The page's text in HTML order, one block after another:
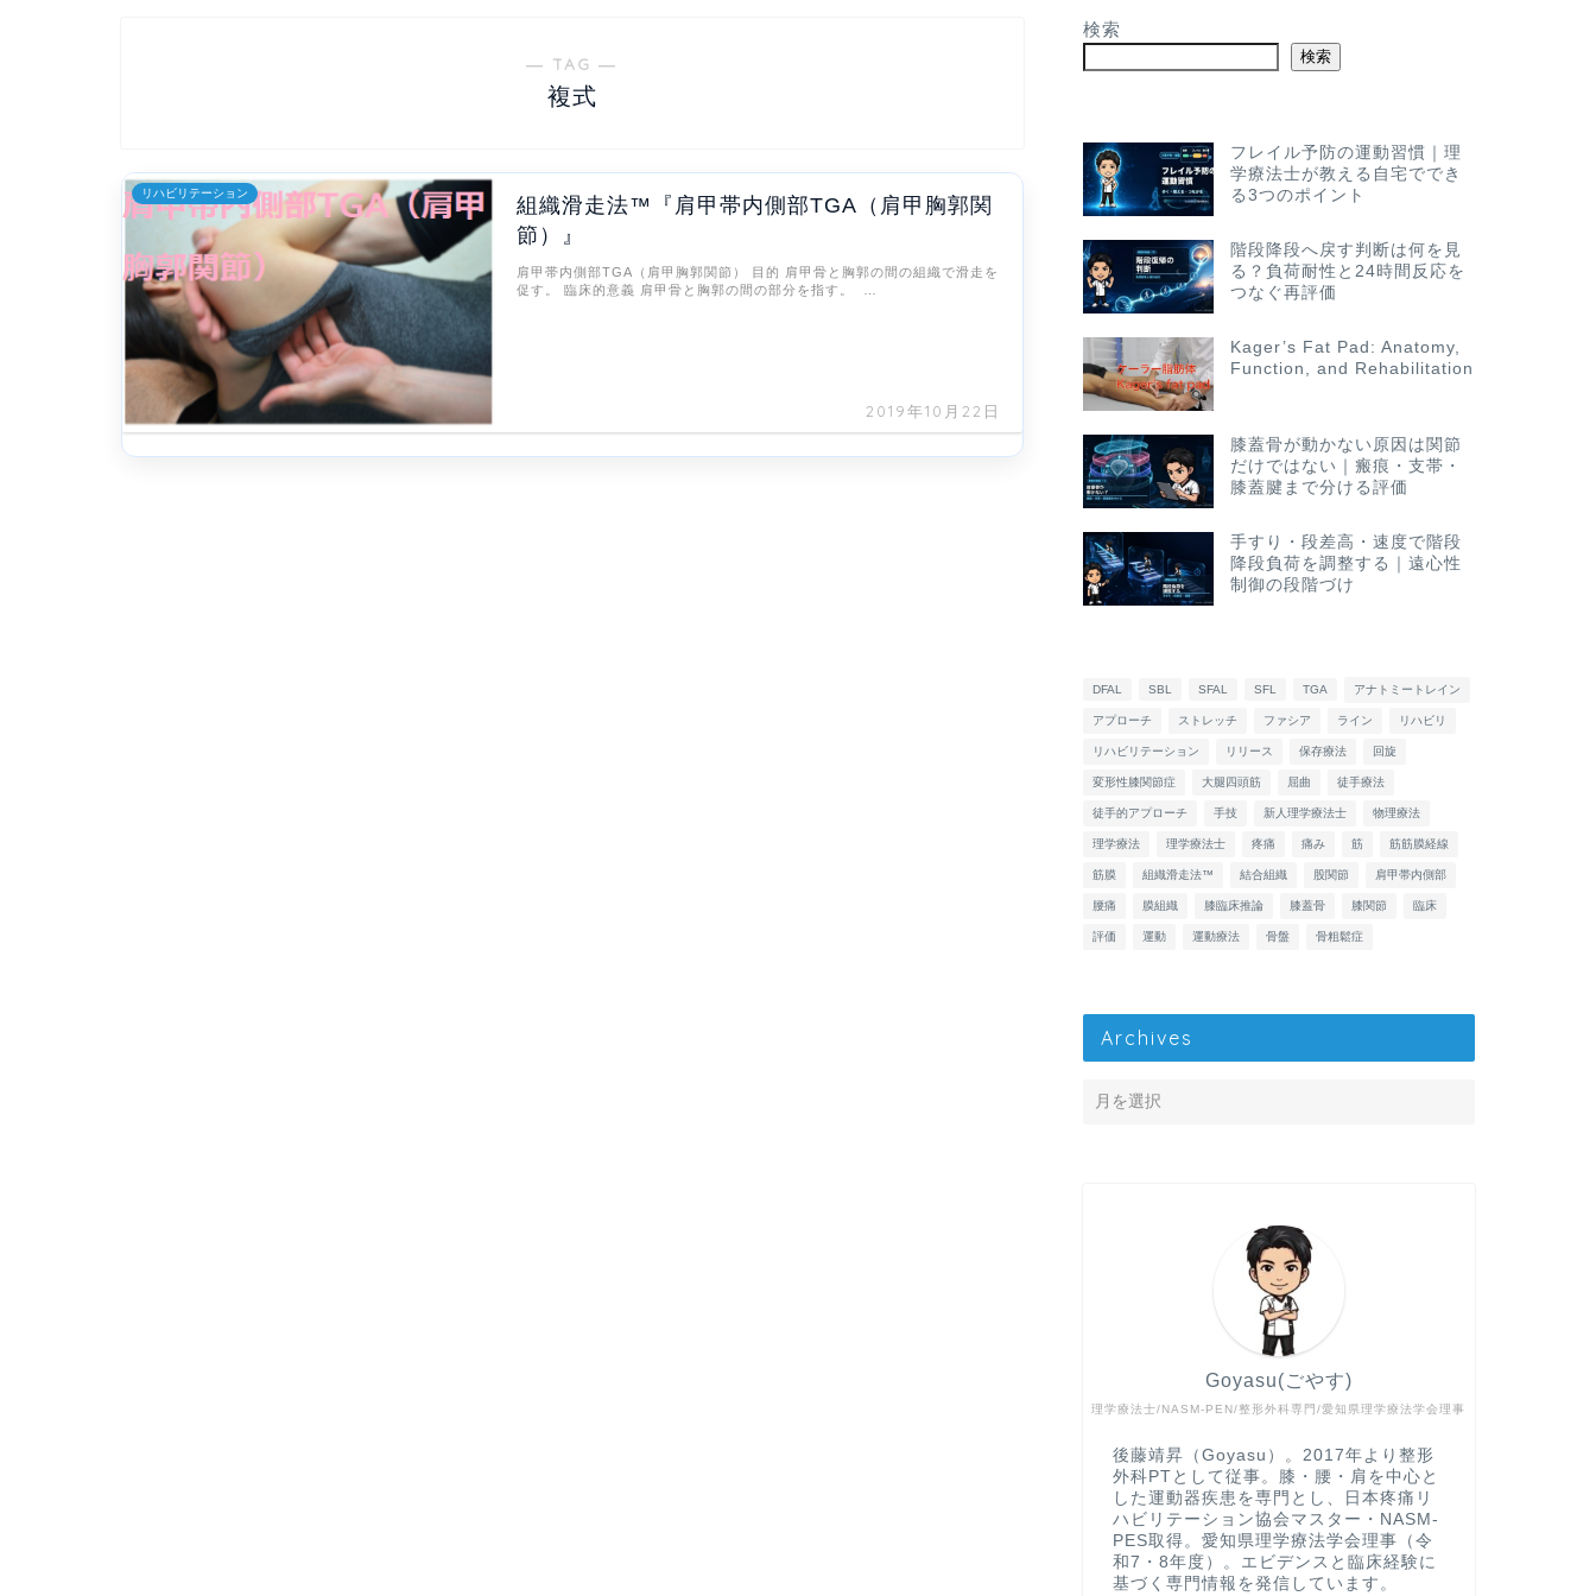
― TAG ―
複式
リハビリテーション
組織滑走法™『肩甲帯内側部TGA（肩甲胸郭関
節）』
2019年10月22日
肩甲帯内側部TGA（肩甲胸郭関節） 目的 肩甲骨と胸郭の間の組織で滑走を
促す。 臨床的意義 肩甲骨と胸郭の間の部分を指す。 …
検索
検索
フレイル予防の運動習慣｜理
学療法士が教える自宅ででき
る3つのポイント
階段降段へ戻す判断は何を見
る？負荷耐性と24時間反応を
つなぐ再評価
Kager’s Fat Pad: Anatomy,
Function, and Rehabilitation
膝蓋骨が動かない原因は関節
だけではない｜瘢痕・支帯・
膝蓋腱まで分ける評価
手すり・段差高・速度で階段
降段負荷を調整する｜遠心性
制御の段階づけ
DFAL SBL SFAL SFL TGA アナトミートレイン
アプローチ ストレッチ ファシア ライン リハビリ
リハビリテーション リリース 保存療法 回旋
変形性膝関節症 大腿四頭筋 屈曲 徒手療法
徒手的アプローチ 手技 新人理学療法士 物理療法
理学療法 理学療法士 疼痛 痛み 筋 筋筋膜経線
筋膜 組織滑走法™ 結合組織 股関節 肩甲帯内側部
腰痛 膜組織 膝臨床推論 膝蓋骨 膝関節 臨床
評価 運動 運動療法 骨盤 骨粗鬆症
Archives
理学療法士/NASM-PEN/整形外科専門/愛知県理学療法学会理事
Goyasu(ごやす)
後藤靖昇（Goyasu）。2017年より整形
外科PTとして従事。膝・腰・肩を中心と
した運動器疾患を専門とし、日本疼痛リ
ハビリテーション協会マスター・NASM-
PES取得。愛知県理学療法学会理事（令
和7・8年度）。エビデンスと臨床経験に
基づく専門情報を発信しています。